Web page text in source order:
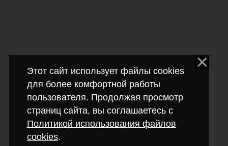
Этот сайт использует файлы cookies
для более комфортной работы
пользователя. Продолжая просмотр
страниц сайта, вы соглашаетесь с
Политикой использования файлов
cookies.